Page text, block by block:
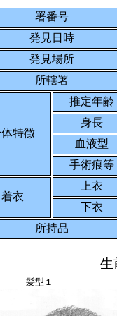
署番号
発見日時
発見場所
所轄署
特徴
推定年齢
身長
血液型
手術痕等
着衣
上衣
下衣
所持品
生
髪型１